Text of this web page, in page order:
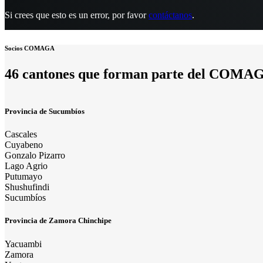
Si crees que esto es un error, por favorcontáctanos.
Socios COMAGA
46 cantones que forman parte del
Provincia de Sucumbíos
Cascales
Cuyabeno
Gonzalo Pizarro
Lago Agrio
Putumayo
Shushufindi
Sucumbíos
Provincia de Zamora Chinchipe
Yacuambi
Zamora